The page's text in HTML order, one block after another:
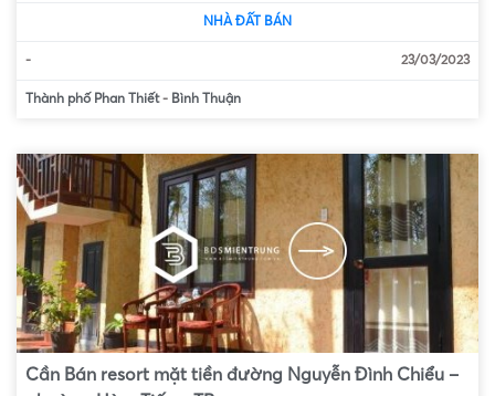
NHÀ ĐẤT BÁN
- 23/03/2023
Thành phố Phan Thiết - Bình Thuận
Cần Bán resort mặt tiền đường Nguyễn Đình Chiểu –